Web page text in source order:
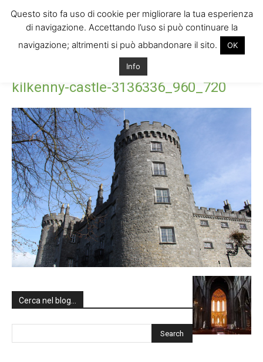
kilkenny-castle-3136336_960_720
kilkenny-castle-3136336_960_720
Cerca nel blog…
Questo sito fa uso di cookie per migliorare la tua esperienza
di navigazione. Accettando l’uso si può continuare la
navigazione; altrimenti si può abbandonare il sito.
OK
Info